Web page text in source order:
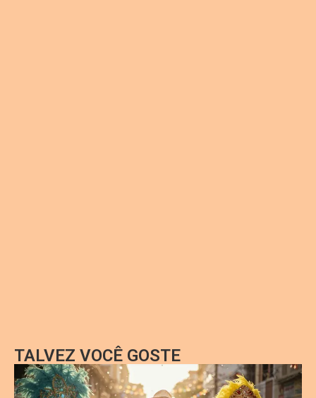
TALVEZ VOCÊ GOSTE